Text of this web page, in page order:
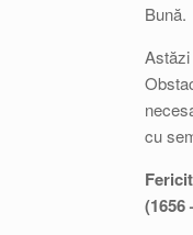
Bună.
cu
(1656